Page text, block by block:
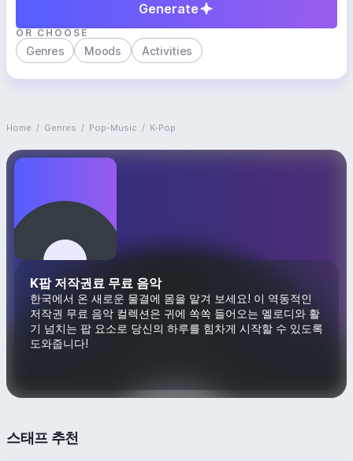
Generate
OR CHOOSE
Genres Moods Activities
Home / Genres / Pop-Music / K-Pop
K팝 저작권료 무료 음악
한국에서 온 새로운 물결에 몸을 맡겨 보세요! 이 역동적인
저작권 무료 음악 컬렉션은 귀에 쏙쏙 들어오는 멜로디와 활
기 넘치는 팝 요소로 당신의 하루를 힘차게 시작할 수 있도록
도와줍니다!
스태프 추천